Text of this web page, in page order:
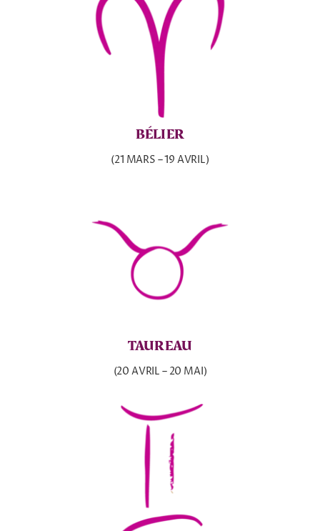
BÉLIER
(21 MARS – 19 AVRIL)
TAUREAU
(20 AVRIL – 20 MAI)